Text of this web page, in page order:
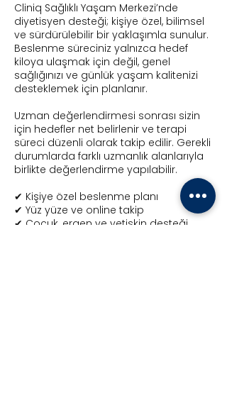
Cliniq Sağlıklı Yaşam Merkezi’nde
diyetisyen desteği; kişiye özel, bilimsel
ve sürdürülebilir bir yaklaşımla sunulur.
Beslenme süreciniz yalnızca hedef
kiloya ulaşmak için değil, genel
sağlığınızı ve günlük yaşam kalitenizi
desteklemek için planlanır.
Uzman değerlendirmesi sonrası sizin
için hedefler net belirlenir ve terapi
süreci düzenli olarak takip edilir. Gerekli
durumlarda farklı uzmanlık alanlarıyla
birlikte değerlendirme yapılabilir.
✔ Kişiye özel beslenme planı
✔ Yüz yüze ve online takip
✔ Çocuk, ergen ve yetişkin desteği